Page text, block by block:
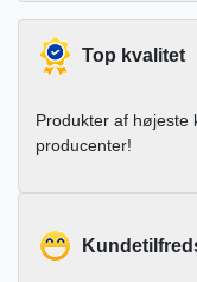
Top kvalitet
Produkter af højeste
producenter!